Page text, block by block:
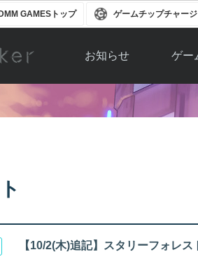
DMM GAMESトップ ゲームチップチャージ
お知らせ
お知らせ一覧
ゲー
ソウ
アップ
【10/2(木)追記】スタリーフォレ